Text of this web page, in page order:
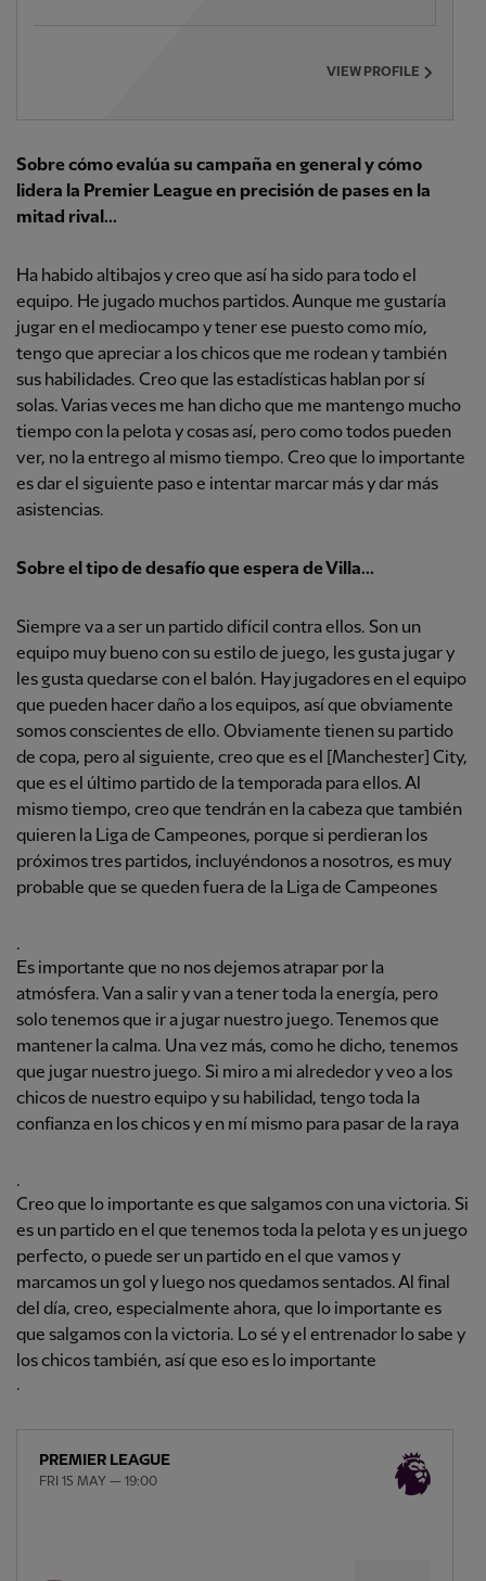
VIEW PROFILE
Sobre cómo evalúa su campaña en general y cómo
lidera la Premier League en precisión de pases en la
mitad rival...
Ha habido altibajos y creo que así ha sido para todo el
equipo. He jugado muchos partidos. Aunque me gustaría
jugar en el mediocampo y tener ese puesto como mío,
tengo que apreciar a los chicos que me rodean y también
sus habilidades. Creo que las estadísticas hablan por sí
solas. Varias veces me han dicho que me mantengo mucho
tiempo con la pelota y cosas así, pero como todos pueden
ver, no la entrego al mismo tiempo. Creo que lo importante
es dar el siguiente paso e intentar marcar más y dar más
asistencias.
Sobre el tipo de desafío que espera de Villa...
Siempre va a ser un partido difícil contra ellos. Son un
equipo muy bueno con su estilo de juego, les gusta jugar y
les gusta quedarse con el balón. Hay jugadores en el equipo
que pueden hacer daño a los equipos, así que obviamente
somos conscientes de ello. Obviamente tienen su partido
de copa, pero al siguiente, creo que es el [Manchester] City,
que es el último partido de la temporada para ellos. Al
mismo tiempo, creo que tendrán en la cabeza que también
quieren la Liga de Campeones, porque si perdieran los
próximos tres partidos, incluyéndonos a nosotros, es muy
probable que se queden fuera de la Liga de Campeones
.
Es importante que no nos dejemos atrapar por la
atmósfera. Van a salir y van a tener toda la energía, pero
solo tenemos que ir a jugar nuestro juego. Tenemos que
mantener la calma. Una vez más, como he dicho, tenemos
que jugar nuestro juego. Si miro a mi alrededor y veo a los
chicos de nuestro equipo y su habilidad, tengo toda la
confianza en los chicos y en mí mismo para pasar de la raya
.
Creo que lo importante es que salgamos con una victoria. Si
es un partido en el que tenemos toda la pelota y es un juego
perfecto, o puede ser un partido en el que vamos y
marcamos un gol y luego nos quedamos sentados. Al final
del día, creo, especialmente ahora, que lo importante es
que salgamos con la victoria. Lo sé y el entrenador lo sabe y
los chicos también, así que eso es lo importante
.
PREMIER LEAGUE
FRI 15 MAY — 19:00